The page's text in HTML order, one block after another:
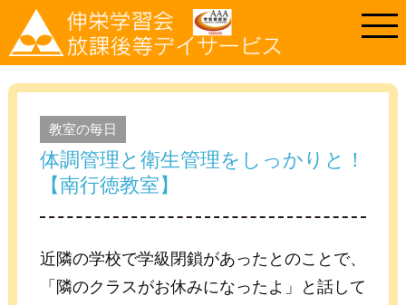
教室の毎日
体調管理と衛生管理をしっかりと！
【南行徳教室】
近隣の学校で学級閉鎖があったとのことで、
「隣のクラスがお休みになったよ」と話して